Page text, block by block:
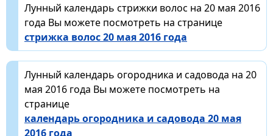
Лунный календарь стрижки волос на 20 мая 2016
года Вы можете посмотреть на странице
стрижка волос 20 мая 2016 года
Лунный календарь огородника и садовода на 20
мая 2016 года Вы можете посмотреть на
странице
календарь огородника и садовода 20 мая
2016 года